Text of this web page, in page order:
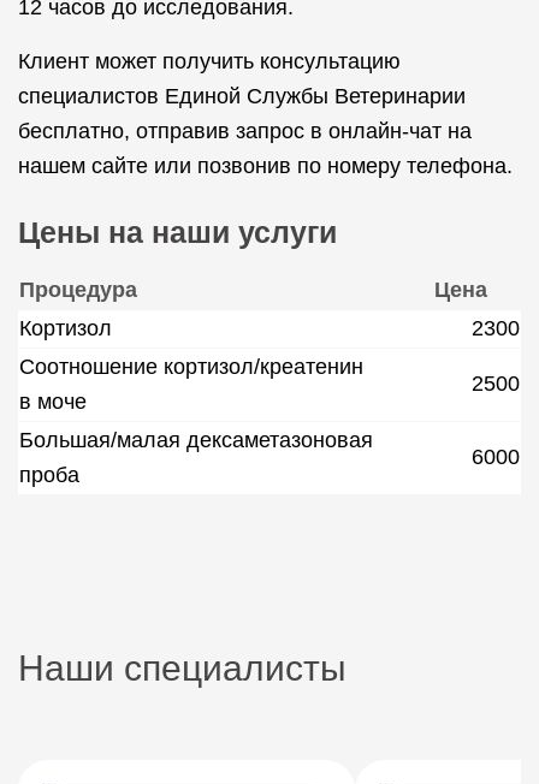
12 часов до исследования.
Клиент может получить консультацию
специалистов Единой Службы Ветеринарии
бесплатно, отправив запрос в онлайн-чат на
нашем сайте или позвонив по номеру телефона.
Цены на наши услуги
Процедура
Цена
Кортизол
2300
Соотношение кортизол/креатенин
в моче
2500
Большая/малая дексаметазоновая
проба
6000
Наши специалисты